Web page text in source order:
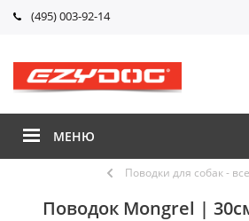
(495) 003-92-14
МЕНЮ
Поводки для собак -
Поводок Mongrel |